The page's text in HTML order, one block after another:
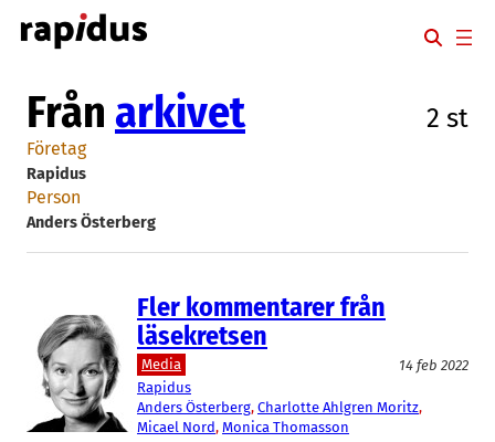
Hoppa
till
Från arkivet 2 st
Företag
Rapidus
Person
Anders Österberg
Fler kommentarer från
läsekretsen
Media
14 feb 2022
Rapidus
Anders Österberg, Charlotte Ahlgren Moritz
Micael Nord, Monica Thomasson